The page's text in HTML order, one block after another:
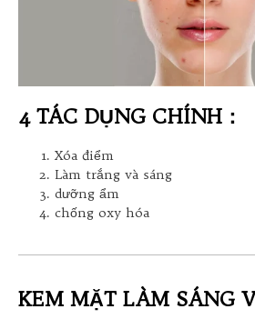
4 TÁC DỤNG CHÍNH：
Xóa điểm
Làm trắng và sáng
dưỡng ẩm
chống oxy hóa
KEM MẶT LÀM SÁNG